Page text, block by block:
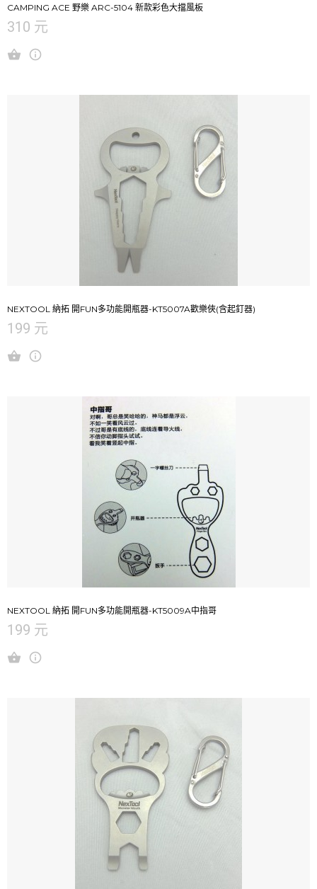
CAMPING ACE 野樂 ARC-5104 新款彩色大擋風板
310 元
NEXTOOL 納拓 開FUN多功能開瓶器-KT5007A歡樂俠(含起釘器)
199 元
NEXTOOL 納拓 開FUN多功能開瓶器-KT5009A中指哥
199 元